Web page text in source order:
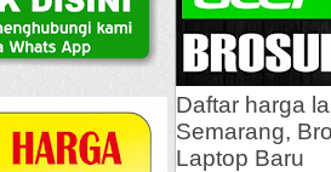
Daftar harga
Semarang,
Laptop Baru